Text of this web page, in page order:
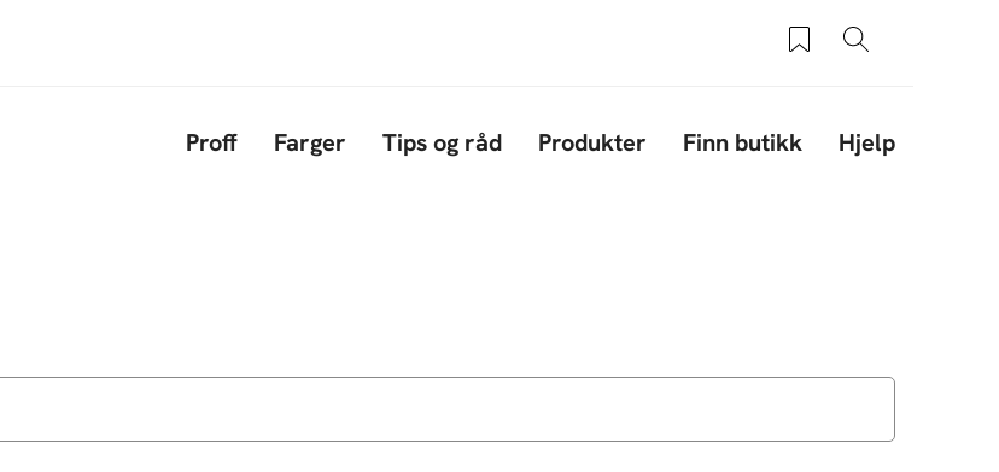
Saved products
Søk
Proff Farger Tips og råd Produkter Finn butikk Hjelp